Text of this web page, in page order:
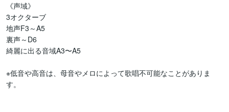
《声域》
3オクターブ
地声F3～A5
裏声～D6
綺麗に出る音域A3〜A5
※低音や高音は、母音やメロによって歌唱不可能なことがありま
す。